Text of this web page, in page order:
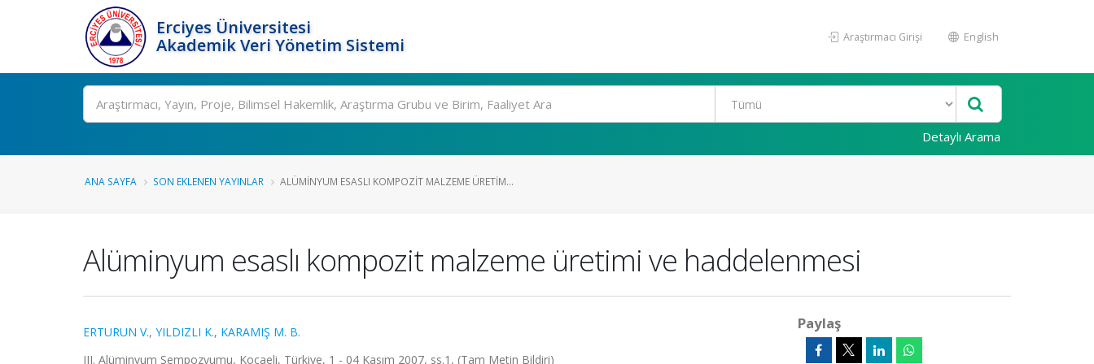
Erciyes Üniversitesi
Akademik Veri Yönetim Sistemi
Araştırmacı Girişi English
Ara
Detaylı Arama
ANA SAYFA SON EKLENEN YAYINLAR ALÜMINYUM ESASLI KOMPOZIT MALZEME ÜRETIM...
Alüminyum esaslı kompozit malzeme üretimi ve haddelenmesi
ERTURUN V., YILDIZLI K., KARAMIŞ M. B.
III. Alüminyum Sempozyumu, Kocaeli, Türkiye, 1 - 04 Kasım 2007, ss.1, (Tam Metin Bildiri)
Paylaş